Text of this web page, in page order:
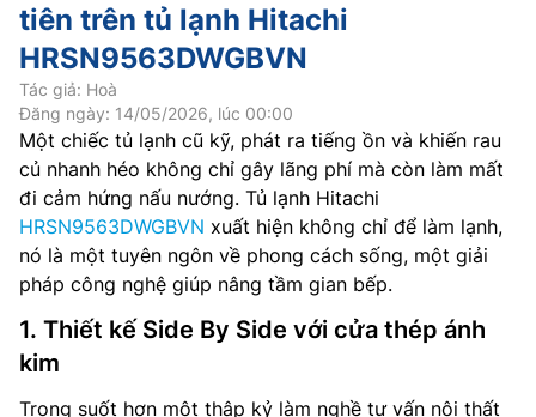
tiên trên tủ lạnh Hitachi
HRSN9563DWGBVN
Tác giả: Hoà
Đăng ngày: 14/05/2026, lúc 00:00
Một chiếc tủ lạnh cũ kỹ, phát ra tiếng ồn và khiến rau
củ nhanh héo không chỉ gây lãng phí mà còn làm mất
đi cảm hứng nấu nướng. Tủ lạnh Hitachi
HRSN9563DWGBVN xuất hiện không chỉ để làm lạnh,
nó là một tuyên ngôn về phong cách sống, một giải
pháp công nghệ giúp nâng tầm gian bếp.
1. Thiết kế Side By Side với cửa thép ánh
kim
Trong suốt hơn một thập kỷ làm nghề tư vấn nội thất